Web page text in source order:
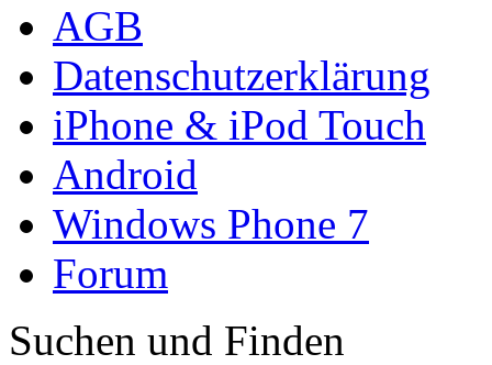
AGB
Datenschutzerklärung
iPhone & iPod Touch
Android
Windows Phone 7
Forum
Suchen und Finden